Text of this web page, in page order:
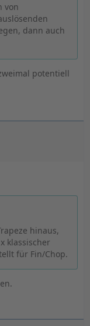
von
dann auch
potentiell
hinaus,
klassischer
für Fin/Chop.